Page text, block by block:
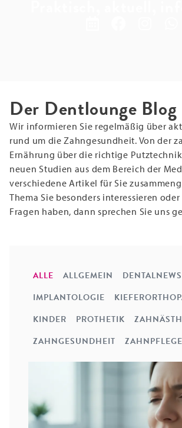
Der Dentlounge Blog
Wir informieren Sie regelmäßig über
rund um die Zahngesundheit. Von der
Ernährung über die richtige
neuen Studien aus dem Bereich der
verschiedene Artikel für Sie
Thema Sie besonders interessieren
Fragen haben, dann sprechen Sie uns
ALLGEMEIN
DENTALNEWS
IMPLANTOLOGIE
KINDER
PROTHETIK
ZAHNGESUNDHEIT
ZAHNPFLEGE
ALLE